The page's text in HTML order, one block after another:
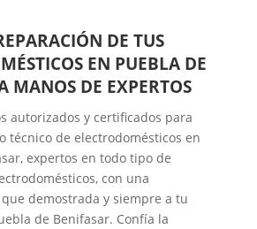
DE TUS
EN PUEBLA DE
MANOS DE EXPERTOS
autorizados y certificados para
técnico de electrodomésticos en
expertos en todo tipo de
con una
demostrada y siempre a tu
de Benifasar. Confía la